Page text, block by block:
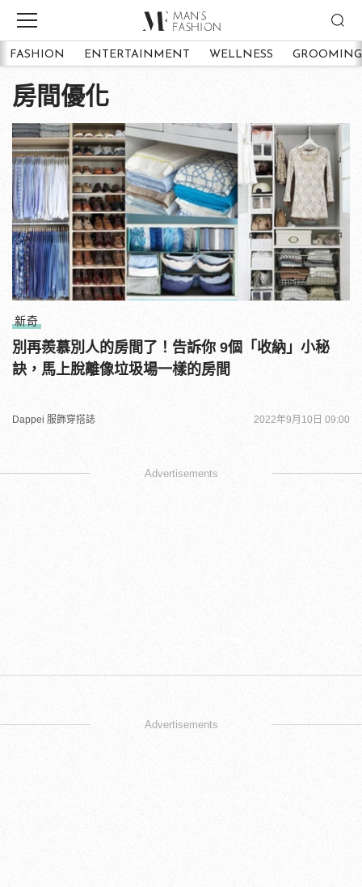
FASHION ENTERTAINMENT WELLNESS GROOMING
房間優化
新奇
別再羨慕別人的房間了！告訴你 9個「收納」小秘
訣，馬上脫離像垃圾場一樣的房間
Dappei 服飾穿搭誌 2022年9月10日 09:00
Advertisements
Advertisements